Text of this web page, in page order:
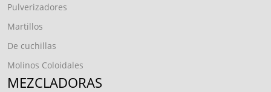
Pulverizadores
Martillos
De cuchillas
Molinos Coloidales
MEZCLADORAS